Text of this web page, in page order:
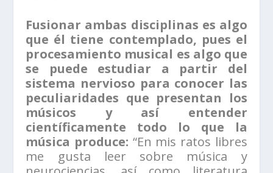
Fusionar ambas disciplinas es algo
que él tiene contemplado, pues el
procesamiento musical es algo que
se puede estudiar a partir del
sistema nervioso para conocer las
peculiaridades que presentan los
músicos y así entender
científicamente todo lo que la
música produce: “En mis ratos libres
me gusta leer sobre música y